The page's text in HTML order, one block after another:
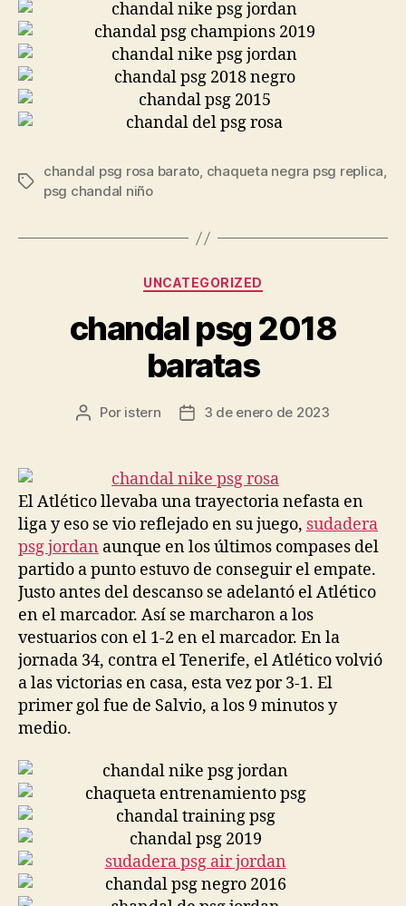
Etiquetas
chandal psg rosa barato, chaqueta negra psg replica,
psg chandal niño
Categorías
UNCATEGORIZED
chandal psg 2018
baratas
Autor
entrada
Por istern
Fecha
entrada
3 de enero de 2023
El Atlético llevaba una trayectoria nefasta en
liga y eso se vio reflejado en su juego, sudadera
psg jordan aunque en los últimos compases del
partido a punto estuvo de conseguir el empate.
Justo antes del descanso se adelantó el Atlético
en el marcador. Así se marcharon a los
vestuarios con el 1-2 en el marcador. En la
jornada 34, contra el Tenerife, el Atlético volvió
a las victorias en casa, esta vez por 3-1. El
primer gol fue de Salvio, a los 9 minutos y
medio.